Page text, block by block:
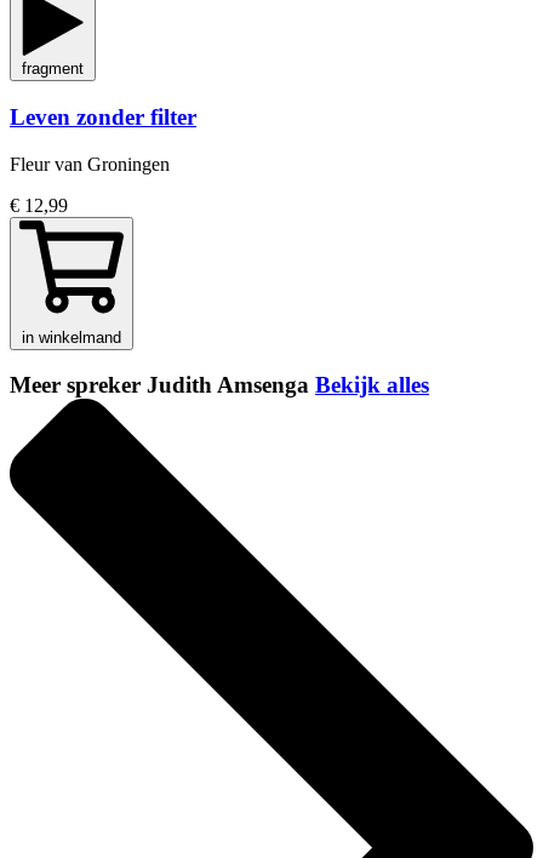
fragment
Leven zonder filter
Fleur van Groningen
€ 12,99
in winkelmand
Meer spreker Judith Amsenga Bekijk alles